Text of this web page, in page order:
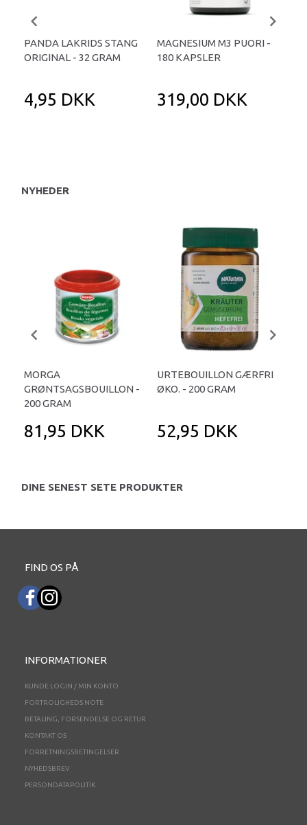
PANDA LAKRIDS STANG
ORIGINAL - 32 GRAM
4,95 DKK
MAGNESIUM M3 PUORI -
180 KAPSLER
319,00 DKK
NYHEDER
MORGA
GRØNTSAGSBOUILLON -
200 GRAM
81,95 DKK
URTEBOUILLON GÆRFRI
ØKO. - 200 GRAM
52,95 DKK
DINE SENEST SETE PRODUKTER
FIND OS PÅ
INFORMATIONER
KUNDE LOGIN / MIN KONTO
FORTROLIGHEDS NOTE
BETALING, FORSENDELSE OG RETUR
KONTAKT OS
FORRETNINGSBETINGELSER
NYHEDSBREV
PERSONDATAPOLITIK